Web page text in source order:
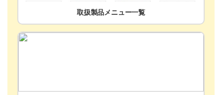
取扱製品メニュー一覧